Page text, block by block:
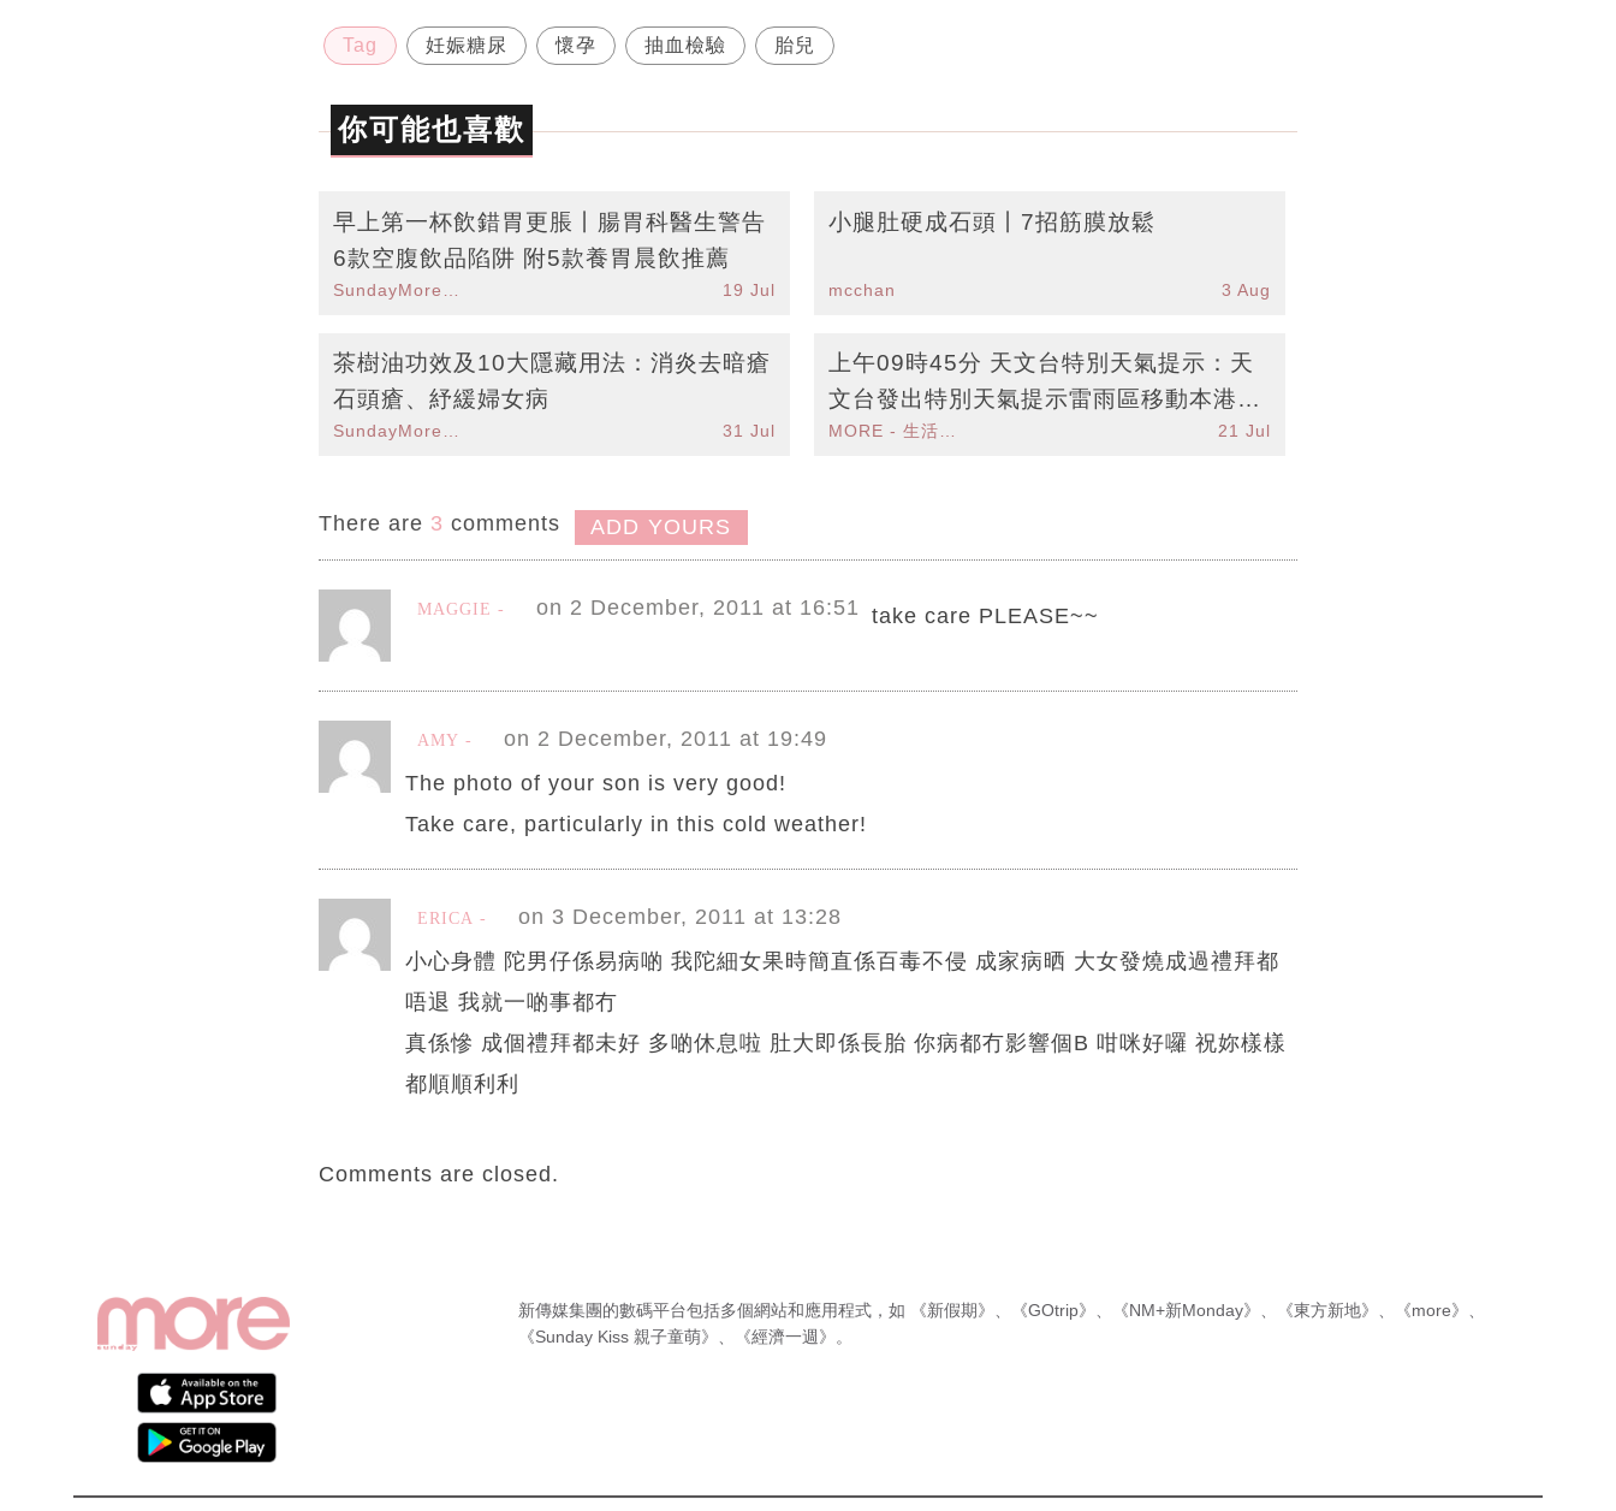
Tag 妊娠糖尿 懷孕 抽血檢驗 胎兒
你可能也喜歡
早上第一杯飲錯胃更脹丨腸胃科醫生警告
6款空腹飲品陷阱 附5款養胃晨飲推薦
19 Jul
小腿肚硬成石頭丨7招筋膜放鬆
mcchan 3 Aug
茶樹油功效及10大隱藏用法：消炎去暗瘡
石頭瘡、紓緩婦女病
SundayMore編輯部 31 Jul
上午09時45分 天文台特別天氣提示：天
文台發出特別天氣提示雷雨區移動本港部
分地區料有狂風雷暴
MORE - 生活品味 21 Jul
There are 3 comments ADD YOURS
MAGGIE on 2 December, 2011 at 16:51 take care PLEASE~~
AMY
on 2 December, 2011 at 19:49
The photo of your son is very good!
Take care, particularly in this cold weather!
ERICA
on 3 December, 2011 at 13:28
小心身體 陀男仔係易病啲 我陀細女果時簡直係百毒不侵 成家病晒 大女發燒成過禮拜都
唔退 我就一啲事都冇
真係慘 成個禮拜都未好 多啲休息啦 肚大即係長胎 你病都冇影響個B 咁咪好囉 祝妳樣樣
都順順利利
Comments are closed.
新傳媒集團的數碼平台包括多個網站和應用程式，如 《新假期》 、 《GOtrip》 、 《NM+新Monday》 、 《東方新地》 、 《more》 、
《Sunday Kiss 親子童萌》 、 《經濟一週》 。